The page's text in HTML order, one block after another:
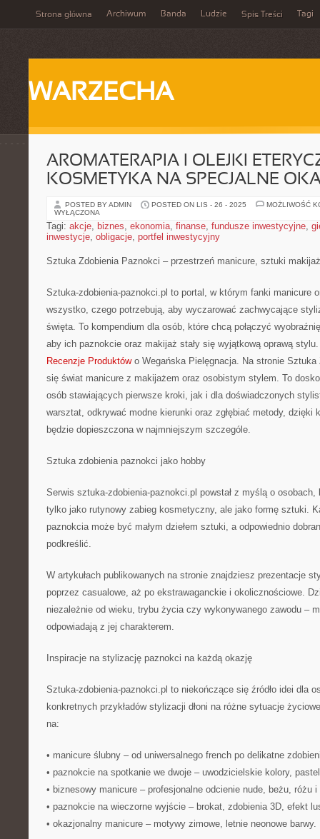
Strona główna Archiwum Banda Ludzie Spis Treści Tagi
WARZECHA
AROMATERAPIA I OLEJKI
KOSMETYKA NA SPECJALNE
POSTED BY ADMIN POSTED ON LIS - 26 - 2025
MOŻLIWOŚĆ
WYŁĄCZONA
Tagi: akcje, biznes, ekonomia, finanse, fundusze inwestycyjne,
inwestycje, obligacje, portfel inwestycyjny
Sztuka Zdobienia Paznokci – przestrzeń manicure, sztuki
Sztuka-zdobienia-paznokci.pl to portal, w którym fanki manicure
wszystko, czego potrzebują, aby wyczarować zachwycające
święta. To kompendium dla osób, które chcą połączyć
aby ich paznokcie oraz makijaż stały się wyjątkową oprawą
Recenzje Produktówo Wegańska Pielęgnacja. Na stronie Sztuka
się świat manicure z makijażem oraz osobistym stylem. To
osób stawiających pierwsze kroki, jak i dla doświadczonych
warsztat, odkrywać modne kierunki oraz zgłębiać metody, dzięki
będzie dopieszczona w najmniejszym szczególe.
Sztuka zdobienia paznokci jako hobby
Serwis sztuka-zdobienia-paznokci.pl powstał z myślą o
tylko jako rutynowy zabieg kosmetyczny, ale jako formę sztuki.
paznokcia może być małym dziełem sztuki, a odpowiednio
podkreślić.
W artykułach publikowanych na stronie znajdziesz prezentacje
poprzez casualowe, aż po ekstrawaganckie i okolicznościowe.
niezależnie od wieku, trybu życia czy wykonywanego zawodu –
odpowiadają z jej charakterem.
Inspiracje na stylizację paznokci na każdą okazję
Sztuka-zdobienia-paznokci.pl to niekończące się źródło idei dla
konkretnych przykładów stylizacji dłoni na różne sytuacje
na:
• manicure ślubny – od uniwersalnego french po delikatne
• paznokcie na spotkanie we dwoje – uwodzicielskie kolory,
• biznesowy manicure – profesjonalne odcienie nude, beżu, różu
• paznokcie na wieczorne wyjście – brokat, zdobienia 3D, efekt
• okazjonalny manicure – motywy zimowe, letnie neonowe barwy.